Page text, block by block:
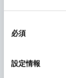
の必須
設定情報
用では効果
すること。